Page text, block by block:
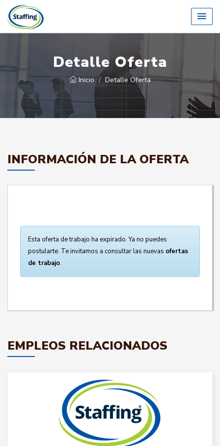
Detalle Oferta
Inicio Detalle Oferta
INFORMACIÓN DE LA OFERTA
Esta oferta de trabajo ha expirado. Ya no puedes
postularte. Te invitamos a consultar las nuevas ofertas
de trabajo.
EMPLEOS RELACIONADOS